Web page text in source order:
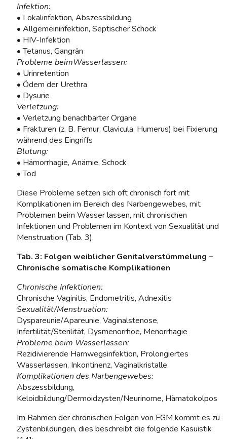
Infektion:
• Lokalinfektion, Abszessbildung
• Allgemeininfektion, Septischer Schock
• HIV-Infektion
• Tetanus, Gangrän
Probleme beimWasserlassen:
• Urinretention
• Ödem der Urethra
• Dysurie
Verletzung:
• Verletzung benachbarter Organe
• Frakturen (z. B. Femur, Clavicula, Humerus) bei Fixierung
während des Eingriffs
Blutung:
• Hämorrhagie, Anämie, Schock
• Tod
Diese Probleme setzen sich oft chronisch fort mit
Komplikationen im Bereich des Narbengewebes, mit
Problemen beim Wasser lassen, mit chronischen
Infektionen und Problemen im Kontext von Sexualität und
Menstruation (Tab. 3).
Tab. 3: Folgen weiblicher Genitalverstümmelung –
Chronische somatische Komplikationen
Chronische Infektionen:
Chronische Vaginitis, Endometritis, Adnexitis
Sexualität/Menstruation:
Dyspareunie/Apareunie, Vaginalstenose,
Infertilität/Sterilität, Dysmenorrhoe, Menorrhagie
Probleme beim Wasserlassen:
Rezidivierende Harnwegsinfektion, Prolongiertes
Wasserlassen, Inkontinenz, Vaginalkristalle
Komplikationen des Narbengewebes:
Abszessbildung,
Keloidbildung/Dermoidzysten/Neurinome, Hämatokolpos
Im Rahmen der chronischen Folgen von FGM kommt es zu
Zystenbildungen, dies beschreibt die folgende Kasuistik